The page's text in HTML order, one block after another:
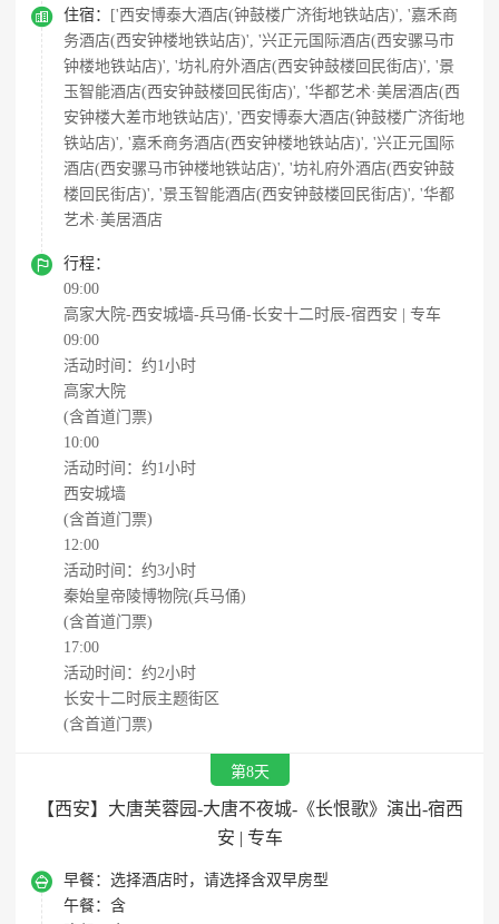
 住宿：
['西安博泰大酒店(钟鼓楼广济街地铁站店)', '嘉禾商
务酒店(西安钟楼地铁站店)', '兴正元国际酒店(西安骡马市
钟楼地铁站店)', '坊礼府外酒店(西安钟鼓楼回民街店)', '景
玉智能酒店(西安钟鼓楼回民街店)', '华都艺术·美居酒店(西
安钟楼大差市地铁站店)', '西安博泰大酒店(钟鼓楼广济街地
铁站店)', '嘉禾商务酒店(西安钟楼地铁站店)', '兴正元国际
酒店(西安骡马市钟楼地铁站店)', '坊礼府外酒店(西安钟鼓
楼回民街店)', '景玉智能酒店(西安钟鼓楼回民街店)', '华都
艺术·美居酒店

行程：
09:00
高家大院-西安城墙-兵马俑-长安十二时辰-宿西安 | 专车
09:00
活动时间：约1小时
高家大院
(含首道门票)
10:00
活动时间：约1小时
西安城墙
(含首道门票)
12:00
活动时间：约3小时
秦始皇帝陵博物院(兵马俑)
(含首道门票)
17:00
活动时间：约2小时
长安十二时辰主题街区
(含首道门票)
第8天
【西安】大唐芙蓉园-大唐不夜城-《长恨歌》演出-宿西
安 | 专车
 早餐： 选择酒店时，请选择含双早房型
午餐： 含